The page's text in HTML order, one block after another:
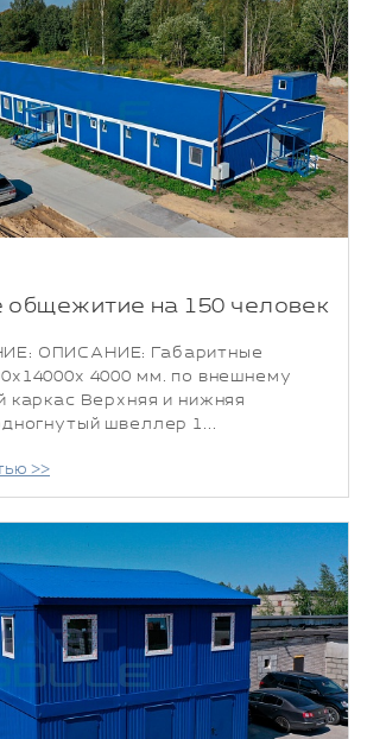
общежитие на 150 человек
ОПИСАНИЕ: Габаритные
4000 мм. по внешнему
каркас Верхняя и нижняя
швеллер 1...
>>